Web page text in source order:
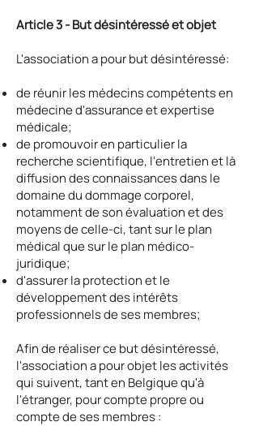
Article 3 - But désintéressé et objet
L'association a pour but désintéressé:
de réunir les médecins compétents en
médecine d'assurance et expertise
médicale;
de promouvoir en particulier la
recherche scientifique, l'entretien et là
diffusion des connaissances dans le
domaine du dommage corporel,
notamment de son évaluation et des
moyens de celle-ci, tant sur le plan
médical que sur le plan médico-
juridique;
d'assurer la protection et le
développement des intérêts
professionnels de ses membres;
Afin de réaliser ce but désintéressé,
l'association a pour objet les activités
qui suivent, tant en Belgique qu'à
l'étranger, pour compte propre ou
compte de ses membres :